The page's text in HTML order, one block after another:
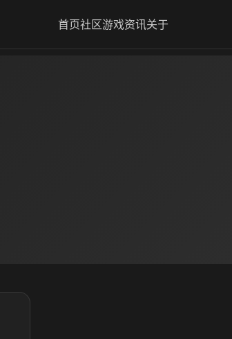
首页社区游戏资讯关于